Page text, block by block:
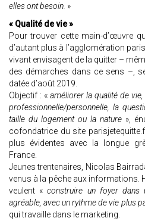
elles ont besoin. »
« Qualité de vie »
Pour trouver cette main-d’œuvre
d’autant plus à l’agglomération
vivant envisagent de la quitter –
des démarches dans ce sens –,
datée d’août 2019.
Objectif : « améliorer la qualité de
professionnelle/personnelle, la
taille du logement ou la nature »,
cofondatrice du site
plus évidentes avec la longue
France.
Jeunes trentenaires, Nicolas
venus à la pêche aux informations.
veulent «construire un foyer
agréable, avec un rythme de vie plus
qui travaille dans le marketing.